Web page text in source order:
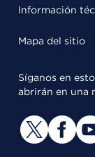
Información
Mapa del sitio
Síganos en
abrirán en una